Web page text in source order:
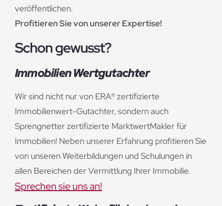
veröffentlichen.
Profitieren Sie von unserer Expertise!
Schon gewusst?
Immobilien Wertgutachter
Wir sind nicht nur von ERA® zertifizierte
Immobilienwert-Gutachter, sondern auch
Sprengnetter zertifizierte MarktwertMakler für
Immobilien! Neben unserer Erfahrung profitieren Sie
von unseren Weiterbildungen und Schulungen in
allen Bereichen der Vermittlung Ihrer Immobilie.
Sprechen sie uns an!